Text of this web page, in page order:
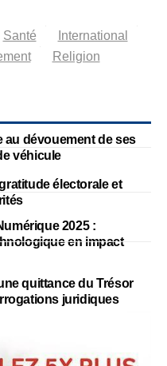
Santé
International
Religion
au dévouement de ses
véhicule
électorale et
2025 :
en impact
quittance du Trésor
juridiques